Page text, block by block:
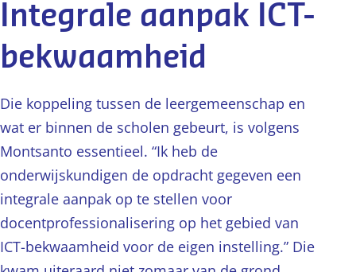
Integrale aanpak ICT-
bekwaamheid
Die koppeling tussen de leergemeenschap en
wat er binnen de scholen gebeurt, is volgens
Montsanto essentieel. “Ik heb de
onderwijskundigen de opdracht gegeven een
integrale aanpak op te stellen voor
docentprofessionalisering op het gebied van
ICT-bekwaamheid voor de eigen instelling.” Die